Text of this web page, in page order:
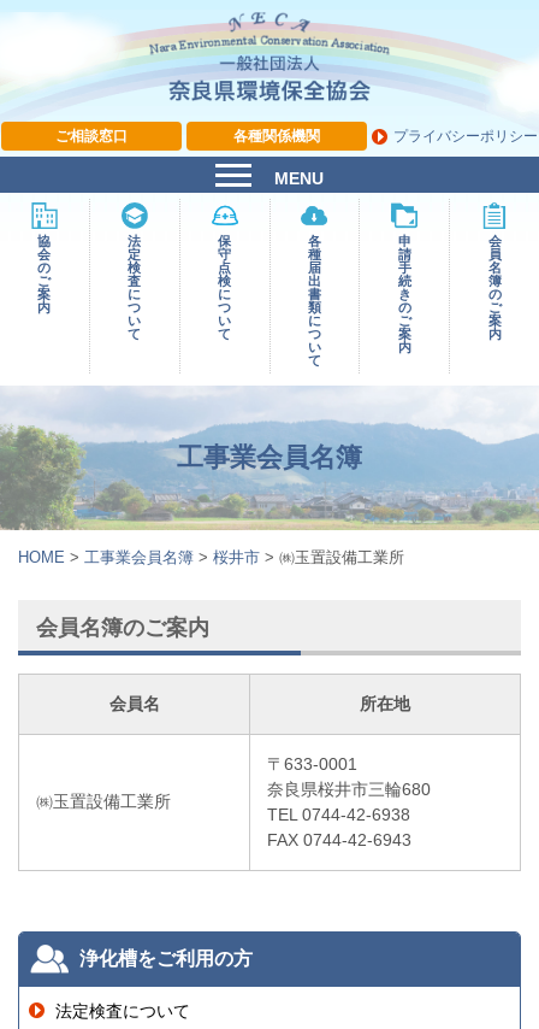
ご相談窓口 各種関係機関 プライバシーポリシー
MENU
協
会
の
ご
案
内
法
定
検
査
に
つ
い
て
保
守
点
検
に
つ
い
て
各
種
届
出
書
類
に
つ
い
て
申
請
⼿
続
き
の
ご
案
内
会
員
名
簿
の
ご
案
内
工事業会員名簿
HOME > ⼯事業会員名簿 > 桜井市 > ㈱玉置設備工業所
会員名簿のご案内
会員名 所在地
㈱玉置設備工業所
〒633-0001
奈良県桜井市三輪680
TEL 0744-42-6938
FAX 0744-42-6943
浄化槽をご利用の方
法定検査について